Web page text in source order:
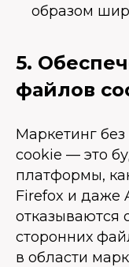
образом
5.
файлов
Маркетинг
cookie — это
платформы,
Firefox и даже
отказываются
сторонних
в области